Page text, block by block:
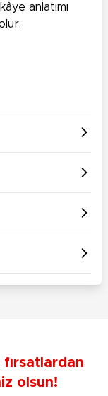
anlatımı
olsun!